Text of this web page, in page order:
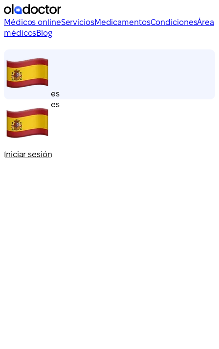
Médicos onlineServiciosMedicamentosCondicionesÁrea
médicosBlog
es
es
Iniciar sesión